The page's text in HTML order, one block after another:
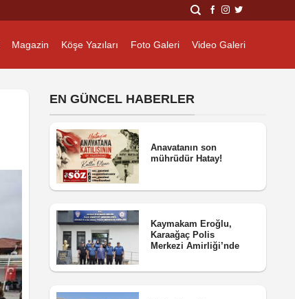
Magazin Köşe Yazıları Foto Galeri Video Galeri
EN GÜNCEL HABERLER
Anavatanın son
mührüdür Hatay!
Kaymakam Eroğlu,
Karaağaç Polis
Merkezi Amirliği’nde